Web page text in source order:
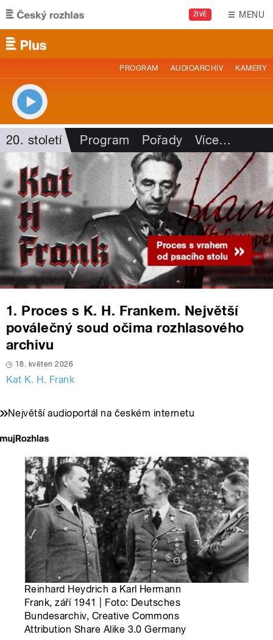
Přejít k hlavnímu obsahu
ŽIVĚ MENU
PROGRAM AUDIOARCHIV KAMERY
20. století Program Pořady Více…
1. Proces s K. H. Frankem. Největší
poválečný soud očima rozhlasového
archivu
18. květen 2026
Kat K. H. Frank
Největší audioportál na českém internetu
Reinhard Heydrich a Karl Hermann
Frank, září 1941 | Foto: Deutsches
Bundesarchiv, Creative Commons
Attribution Share Alike 3.0 Germany